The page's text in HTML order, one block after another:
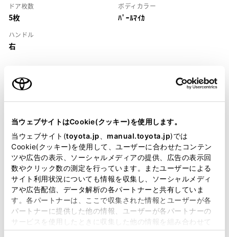
当ウェブサイトはCookie(クッキー)を使用します。
当ウェブサイト(toyota.jp manual.toyota.jp)では
Cookie(クッキー)を使用して、ユーザーに合わせたコンテン
ツや広告の表示、ソーシャルメディアの提供、広告の表示回
数やクリック数の測定を行っています。またユーザーによる
サイト利用状況についても情報を収集し、ソーシャルメディ
アや広告配信、データ解析の各パートナーと共有していま
す。各パートナーは、ここで収集された情報とユーザーが各
パートナーに提供した他の情報、ユーザーが各パートナーの
サービスを使用したときに収集した他の情報を組み合わせて
使用することがあります。当ウェブサイトの使用を続行する
ドア枚数
5枚
ボディカラー
ﾊﾟｰﾙﾏｲｶ
ハンドル
右
装備・仕様
装備説明/用語解説
基本装備
パワステ